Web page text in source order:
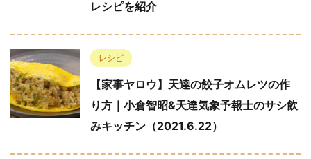
レシピを紹介
レシピ
【家事ヤロウ】天達の餃子オムレツの作
り方｜小倉智昭&天達気象予報士のサシ飲
みキッチン（2021.6.22）